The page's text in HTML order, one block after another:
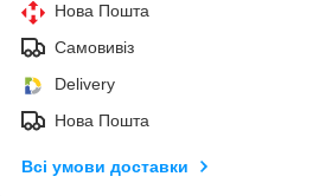
Нова Пошта
Самовивіз
Delivery
Нова Пошта
Всі умови доставки